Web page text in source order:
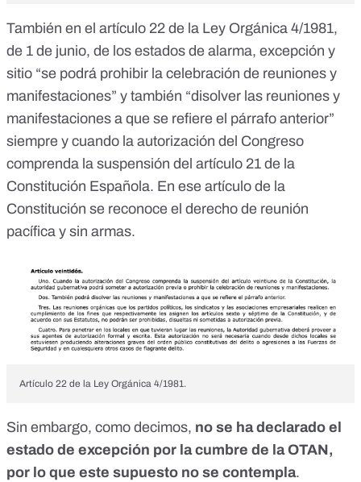
También en el artículo 22 de la Ley Orgánica 4/1981,
de 1 de junio, de los estados de alarma, excepción y
sitio “se podrá prohibir la celebración de reuniones y
manifestaciones” y también “disolver las reuniones y
manifestaciones a que se refiere el párrafo anterior”
siempre y cuando la autorización del Congreso
comprenda la suspensión del artículo 21 de la
Constitución Española. En ese artículo de la
Constitución se reconoce el derecho de reunión
pacífica y sin armas.
Artículo 22 de la Ley Orgánica 4/1981.
Sin embargo, como decimos, no se ha declarado el
estado de excepción por la cumbre de la OTAN,
por lo que este supuesto no se contempla.